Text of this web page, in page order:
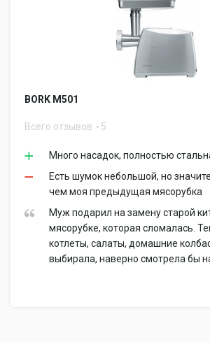
BORK M501
Всего отзывов 5
Много насадок, полностью
Есть шумок небольшой, но
чем моя предыдущая мясорубка
Муж подарил на замену старой
мясорубке, которая сломалась.
котлеты, салаты, домашние
выбирала, наверно смотрела бы